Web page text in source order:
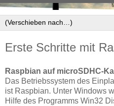
Erste Schritte mit
Raspbian auf microSDHC-
Das Betriebssystem des
ist Raspbian. Unter Windows
Hilfe des Programms Win32